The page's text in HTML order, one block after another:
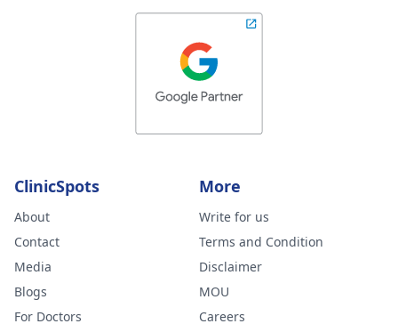
ClinicSpots
About
Contact
Media
Blogs
For Doctors
More
Write for us
Terms and Condition
Disclaimer
MOU
Careers